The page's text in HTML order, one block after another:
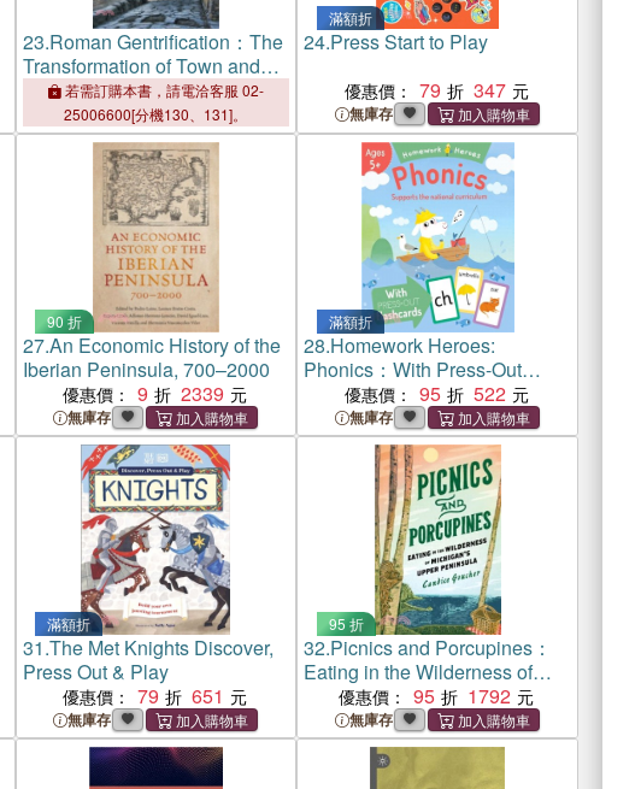
23.Roman Gentrification：The
Transformation of Town and
Country on the Italian
Peninsula
若需訂購本書，請電洽客服 02-
25006600[分機130、131]。
滿額折
24.Press Start to Play
優惠價： 79 347
無庫存
90 折
27.An Economic History of the
Iberian Peninsula, 700–2000
優惠價： 9 2339
無庫存
滿額折
28.Homework Heroes:
Phonics：With Press-Out
Flashcards
優惠價： 95 522
無庫存
滿額折
31.The Met Knights Discover,
Press Out & Play
優惠價： 79 651
無庫存
95 折
32.Picnics and Porcupines：
Eating in the Wilderness of
Michigan's Upper Peninsula
優惠價： 95 1792
無庫存